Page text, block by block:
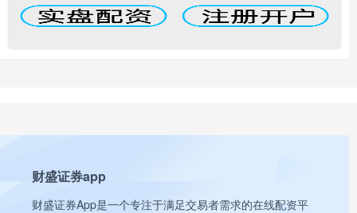
财盛证券app
财盛证券App是一个专注于满足交易者需求的在线配资平